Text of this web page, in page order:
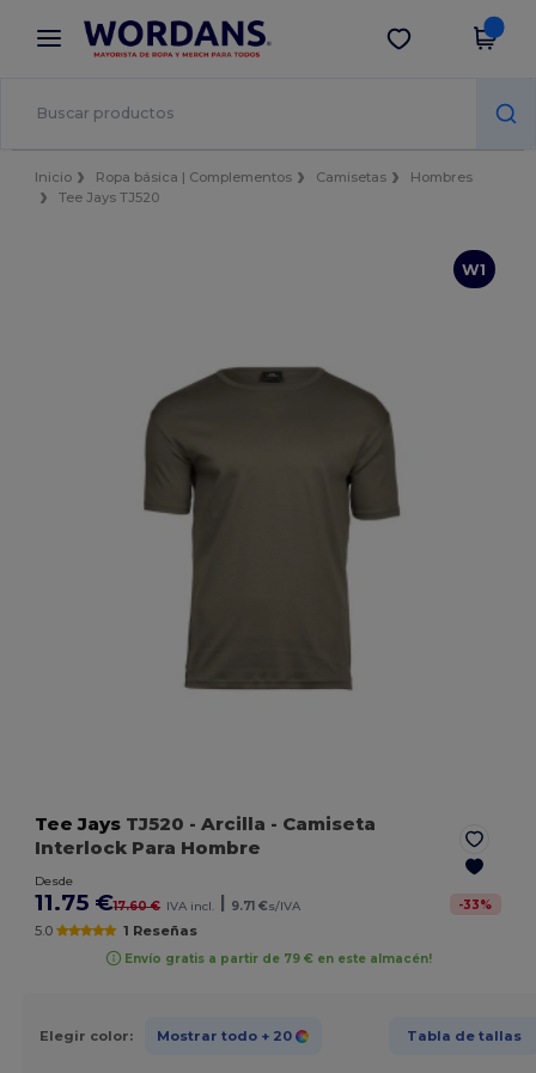
× App de Wordans
¡Mejores precios en app!
Descargar app
Inicio Ropa básica | Complementos Camisetas
Hombres
Tee Jays TJ520
W1
Tee Jays TJ520 - Arcilla - Camiseta
Interlock Para Hombre
Desde
11.75 €17.60 € IVA incl. 9.71 €s/IVA -33%
5.0 1 Reseñas
Envío gratis a partir de 79 € en este almacén!
Elegir color: Mostrar todo + 20 Tabla de tallas